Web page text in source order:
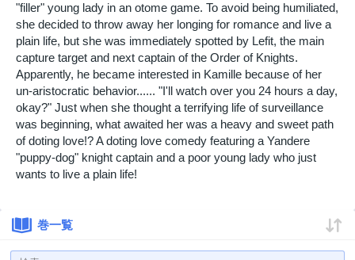
"filler" young lady in an otome game. To avoid being humiliated,
she decided to throw away her longing for romance and live a
plain life, but she was immediately spotted by Lefit, the main
capture target and next captain of the Order of Knights.
Apparently, he became interested in Kamille because of her
un-aristocratic behavior...... "I'll watch over you 24 hours a day,
okay?" Just when she thought a terrifying life of surveillance
was beginning, what awaited her was a heavy and sweet path
of doting love!? A doting love comedy featuring a Yandere
"puppy-dog" knight captain and a poor young lady who just
wants to live a plain life!
巻一覧